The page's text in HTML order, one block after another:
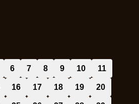
6 7 8 9 10 11
16 17 18 19 20